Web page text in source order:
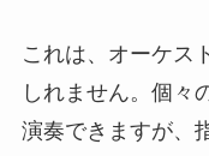
これは、オーケス
しれません。個々
演奏できますが、